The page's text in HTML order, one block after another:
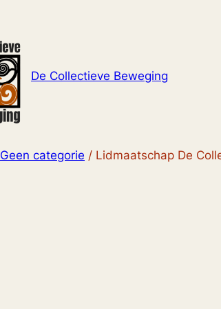
De Collectieve Beweging
Geen categorie / Lidmaatschap De